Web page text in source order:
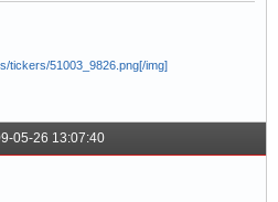
tickers/51003_9826.png[/img]
05-26 13:07:40